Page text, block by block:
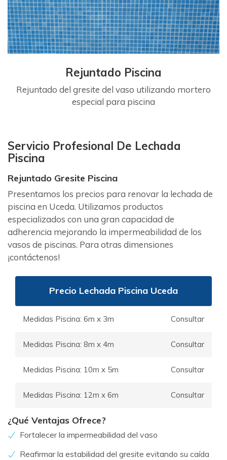
Rejuntado Piscina
Rejuntado del gresite del vaso utilizando mortero
especial para piscina
Servicio Profesional De Lechada
Piscina
Rejuntado Gresite Piscina
Presentamos los precios para renovar la lechada de
piscina en Uceda. Utilizamos productos
especializados con una gran capacidad de
adherencia mejorando la impermeabilidad de los
vasos de piscinas. Para otras dimensiones
¡contáctenos!
Precio Lechada Piscina Uceda
Medidas Piscina: 6m x 3m Consultar
Medidas Piscina: 8m x 4m Consultar
Medidas Piscina: 10m x 5m Consultar
Medidas Piscina: 12m x 6m Consultar
¿Qué Ventajas Ofrece?
Fortalecer la impermeabilidad del vaso
Reafirmar la estabilidad del gresite evitando su caída